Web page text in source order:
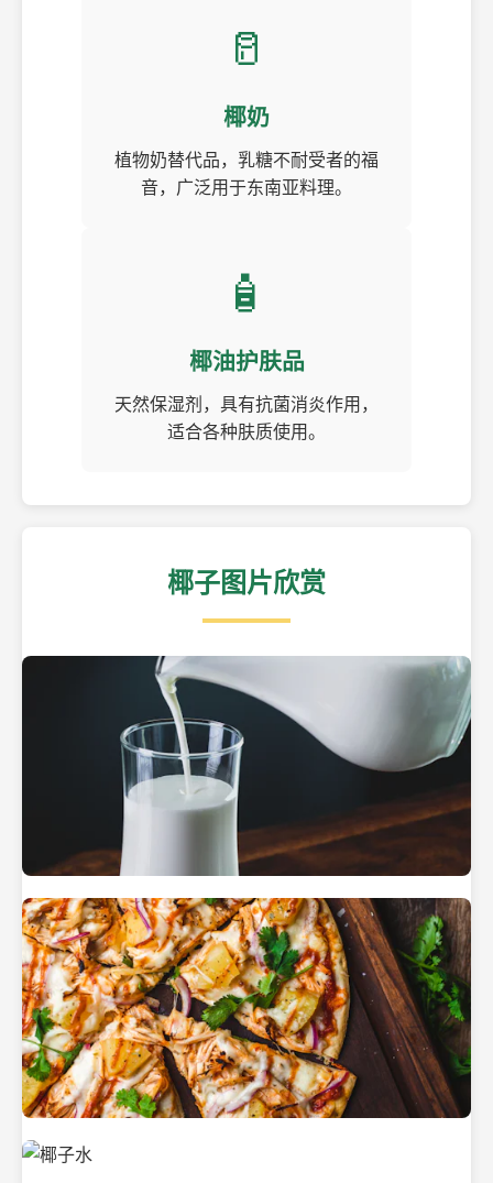
🥛
椰奶
植物奶替代品，乳糖不耐受者的福
音，广泛用于东南亚料理。
🧴
椰油护肤品
天然保湿剂，具有抗菌消炎作用，
适合各种肤质使用。
椰子图片欣赏
热带海滩上的椰子树
新鲜采摘的椰子